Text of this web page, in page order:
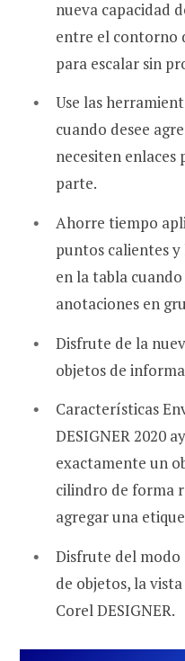
nueva capacidad
entre el contorno
para escalar sin
Use las
cuando desee
necesiten enlaces
parte.
Ahorre tiempo
puntos calientes
en la tabla
anotaciones en
Disfrute de la
objetos de
Características
DESIGNER 2020
exactamente un
cilindro de forma
agregar una
Disfrute del
de objetos, la
Corel DESIGNER.